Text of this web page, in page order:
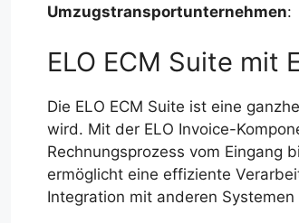
Umzugstransportunternehmen:
ELO ECM Suite mit
Die ELO ECM Suite ist eine
wird. Mit der ELO Invoice-
Rechnungsprozess vom Eingang
ermöglicht eine effiziente
Integration mit anderen